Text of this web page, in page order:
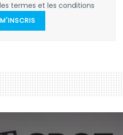
termes et les conditions